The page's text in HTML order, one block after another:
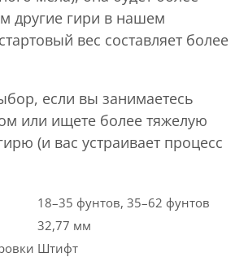
другие гири в нашем
вес составляет более
если вы занимаетесь
или ищете более тяжелую
(и вас устраивает процесс
18–35 фунтов, 35–62 фунтов
32,77 мм
Штифт